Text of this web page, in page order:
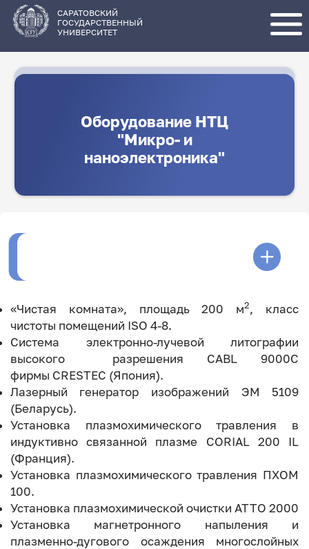
основному
содержанию
САРАТОВСКИЙ
ГОСУДАРСТВЕННЫЙ
УНИВЕРСИТЕТ
Оборудование НТЦ
"Микро- и
наноэлектроника"
«Чистая комната», площадь 200 м2, класс
чистоты помещений ISO 4-8.
Система электронно-лучевой литографии
высокого разрешения CABL 9000C
фирмы CRESTEC (Япония).
Лазерный генератор изображений ЭМ 5109
(Беларусь).
Установка плазмохимического травления в
индуктивно связанной плазме CORIAL 200 IL
(Франция).
Установка плазмохимического травления ПХОМ
100.
Установка плазмохимической очистки ATTO 2000
Установка магнетронного напыления и
плазменно-дугового осаждения многослойных